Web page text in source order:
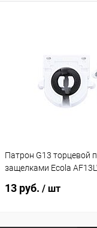
Патрон G13 торцевой
защелками Ecola
13 руб. / шт